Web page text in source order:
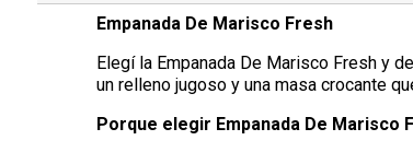
Empanada De Marisco Fresh
Elegí la Empanada De Marisco Fresh y
un relleno jugoso y una masa crocante
Porque elegir Empanada De Marisco